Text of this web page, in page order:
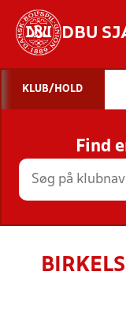
DBU
KLUB/HOLD
Find